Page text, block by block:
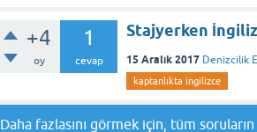
+4
oy
1
cevap
Stajyerken
15 Aralık 2017 Denizcilik
kaptanlıkta ingilizce
Daha fazlasını görmek için, tüm